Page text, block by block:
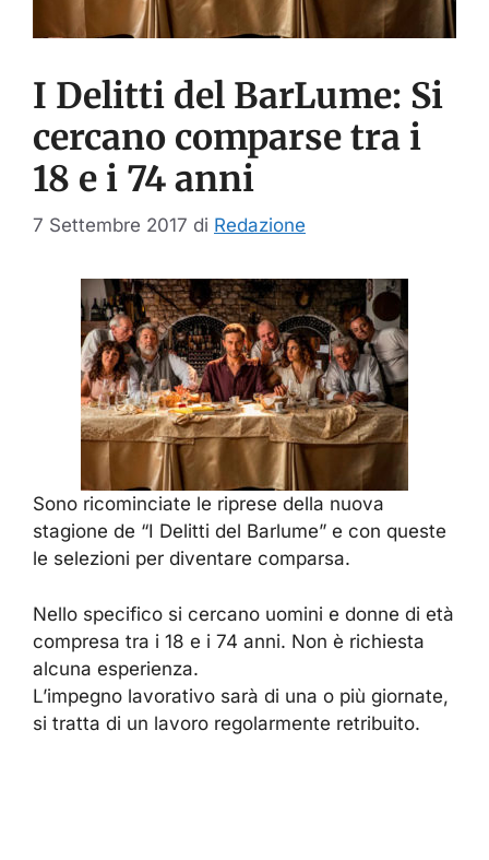
I Delitti del BarLume: Si
cercano comparse tra i
18 e i 74 anni
7 Settembre 2017 di Redazione
Sono ricominciate le riprese della nuova
stagione de “I Delitti del Barlume” e con queste
le selezioni per diventare comparsa.
Nello specifico si cercano uomini e donne di età
compresa tra i 18 e i 74 anni. Non è richiesta
alcuna esperienza.
L’impegno lavorativo sarà di una o più giornate,
si tratta di un lavoro regolarmente retribuito.